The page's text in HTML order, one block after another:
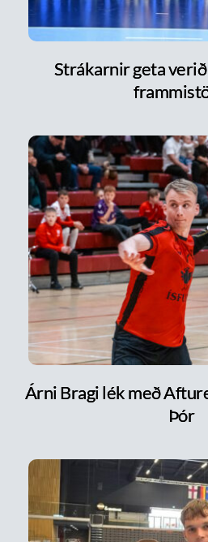
Strákarnir geta
Árni Bragi lék með
Þór